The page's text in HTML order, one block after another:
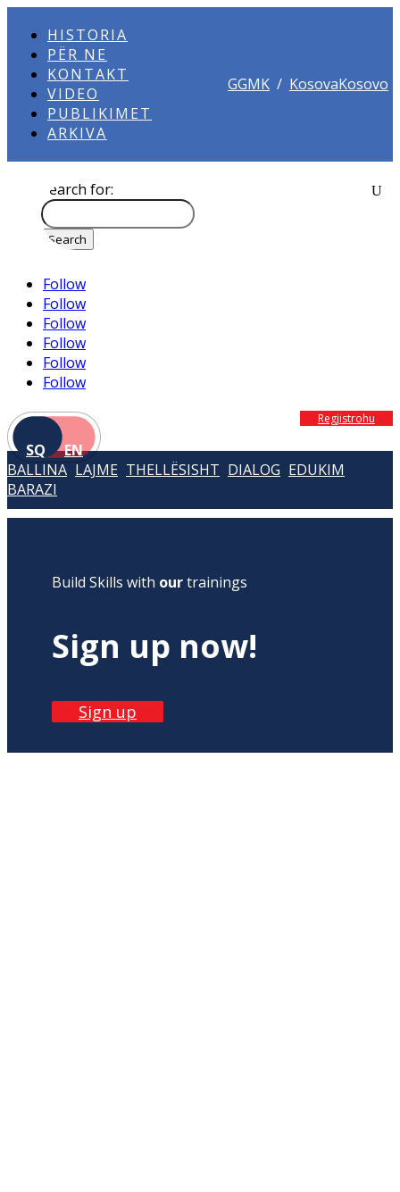
HISTORIA
PËR NE
KONTAKT
VIDEO
PUBLIKIMET
ARKIVA
GGMK / KosovaKosovo
Search for:
Follow
Follow
Follow
Follow
Follow
Follow
SQ EN
Regjistrohu
BALLINA LAJME THELLËSISHT DIALOG EDUKIM
BARAZI
Build Skills with ourtrainings
Sign up now!
Sign up